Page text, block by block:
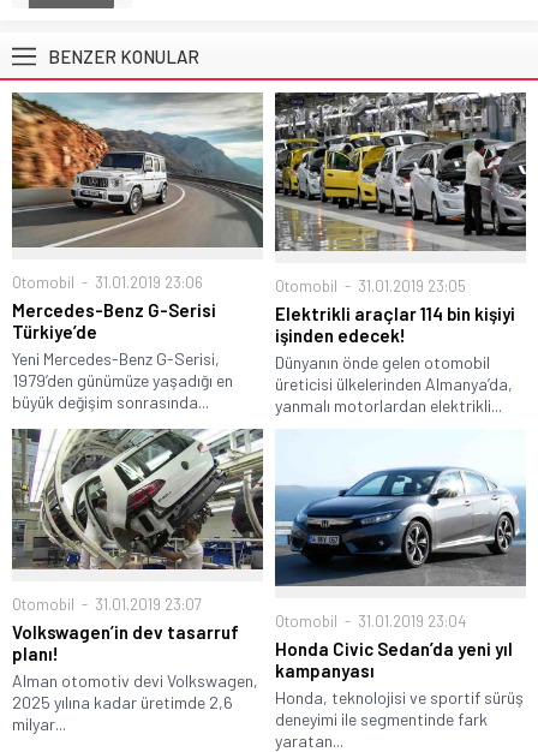
BENZER KONULAR
Otomobil 31.01.2019 23:06
Mercedes-Benz G-Serisi
Türkiye’de
Yeni Mercedes-Benz G-Serisi,
1979’den günümüze yaşadığı en
büyük değişim sonrasında...
Otomobil 31.01.2019 23:05
Elektrikli araçlar 114 bin kişiyi
işinden edecek!
Dünyanın önde gelen otomobil
üreticisi ülkelerinden Almanya’da,
yanmalı motorlardan elektrikli...
Otomobil 31.01.2019 23:07
Volkswagen’in dev tasarruf
planı!
Alman otomotiv devi Volkswagen,
2025 yılına kadar üretimde 2,6
milyar...
Otomobil 31.01.2019 23:04
Honda Civic Sedan’da yeni yıl
kampanyası
Honda, teknolojisi ve sportif sürüş
deneyimi ile segmentinde fark
yaratan...